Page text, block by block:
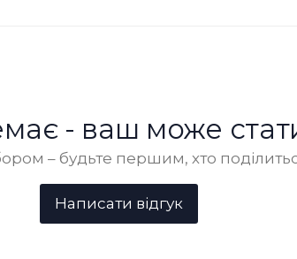
- ваш може
– будьте першим, хто